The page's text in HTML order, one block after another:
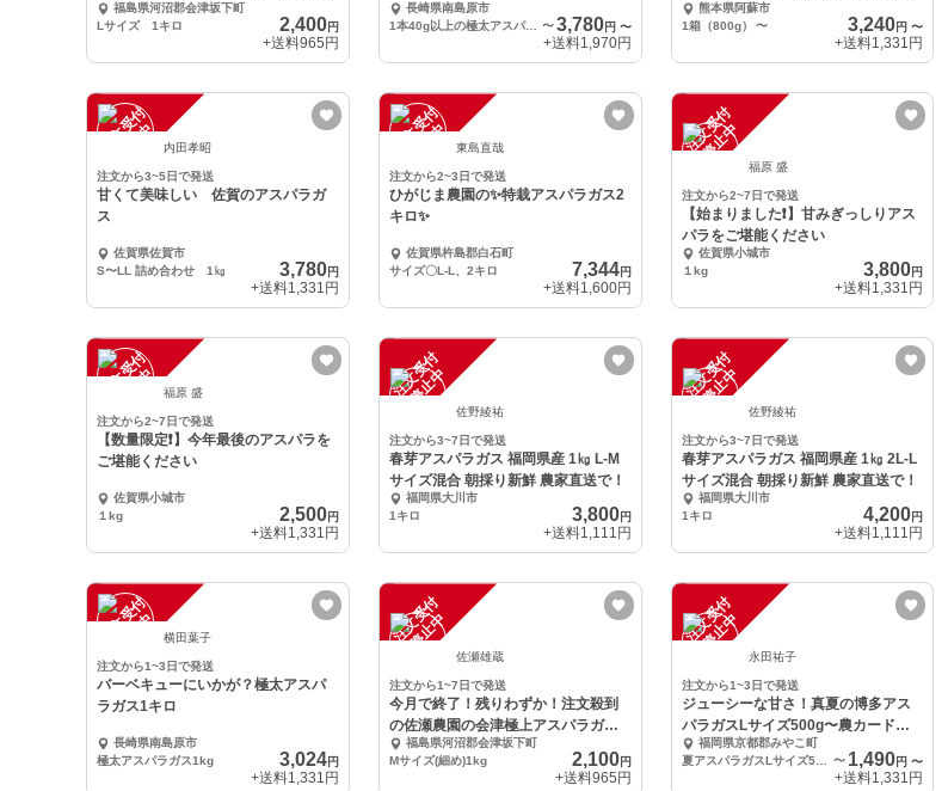
福島県河沼郡会津坂下町
Lサイズ 1キロ
2,400円
+送料965円
長崎県南島原市
1本40g以上の極太アスパラ☆★1kg
〜 3,780円 〜
+送料1,970円
合 熊本県阿蘇市
1箱（800g）
〜 3,240円〜
+送料1,331円
注
文
受
付
停
止
中 内田孝昭
注文から3~5日で発送
甘くて美味しい 佐賀のアスパラガ
ス
佐賀県佐賀市
S〜LL 詰め合わせ 1㎏
3,780円
+送料1,331円
注
文
受
付
停
止
中 東島直哉
注文から2~3日で発送
ひがじま農園の✨特栽アスパラガス2
キロ✨
佐賀県杵島郡白石町
サイズ〇L-L、2キロ
7,344円
+送料1,600円
注
文
受
付
停
止
中
福原 盛
注文から2~7日で発送
【始まりました❗️】甘みぎっしりアス
パラをご堪能ください
佐賀県小城市
１kg
3,800円
+送料1,331円
注
文
受
付
停
止
中 福原 盛
注文から2~7日で発送
【数量限定❗️】今年最後のアスパラを
ご堪能ください
佐賀県小城市
１kg
2,500円
+送料1,331円
注
文
受
付
停
止
中
佐野綾祐
注文から3~7日で発送
春芽アスパラガス 福岡県産 1㎏ L-M
サイズ混合 朝採り新鮮 農家直送で！
福岡県大川市
1キロ
3,800円
+送料1,111円
注
文
受
付
停
止
中
佐野綾祐
注文から3~7日で発送
春芽アスパラガス 福岡県産 1㎏ 2L-L
サイズ混合 朝採り新鮮 農家直送で！
福岡県大川市
1キロ
4,200円
+送料1,111円
注
文
受
付
停
止
中 横田葉子
注文から1~3日で発送
バーベキューにいかが？極太アスパ
ラガス1キロ
長崎県南島原市
極太アスパラガス1kg
3,024円
+送料1,331円
注
文
受
付
停
止
中
佐瀬雄蔵
注文から1~7日で発送
今月で終了！残りわずか！注文殺到
の佐瀬農園の会津極上アスパラガ
ス Mサイズ
福島県河沼郡会津坂下町
Mサイズ(細め)1kg
2,100円
+送料965円
注
文
受
付
停
止
中
永田祐子
注文から1~3日で発送
ジューシーな甘さ！真夏の博多アス
パラガスLサイズ500g〜農カード付
き♪福岡県京都郡みやこ町
夏アスパラガスLサイズ500g（袋入り）♪農カードつき♪
〜 1,490円〜
+送料1,331円